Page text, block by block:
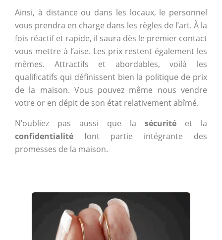
Ainsi, à distance ou dans les locaux, le personnel
vous prendra en charge dans les règles de l’art. À la
fois réactif et rapide, il saura dès le premier contact
vous mettre à l’aise. Les prix restent également les
mêmes. Attractifs et abordables, voilà les
qualificatifs qui définissent bien la politique de prix
de la maison. Vous pouvez même nous vendre
votre or en dépit de son état relativement abîmé.
N’oubliez pas aussi que la sécurité et la
confidentialité font partie intégrante des
promesses de la maison.